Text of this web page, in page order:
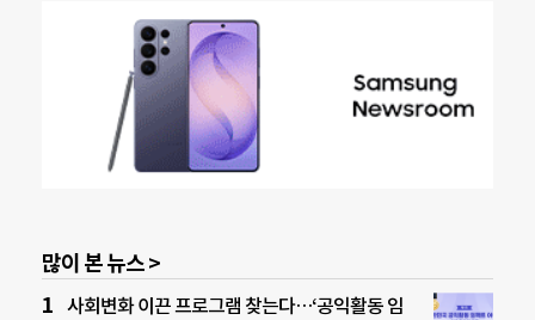
많이 본 뉴스 >
사회변화 이끈 프로그램 찾는다…‘공익활동 임